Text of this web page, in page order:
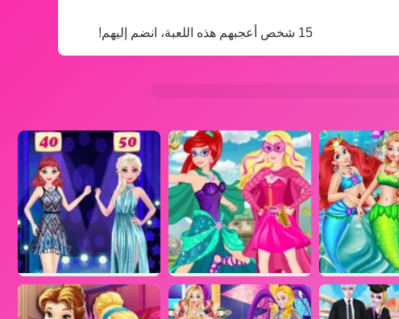
15 شخص أعجبهم هذه اللعبة، انضم إليهم!